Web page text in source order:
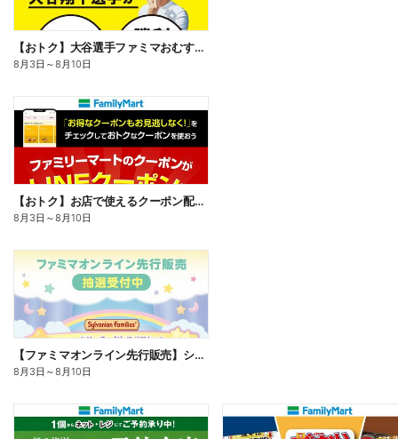
【おトク】大谷選手ファミマおむすび割
8月3日 ～8月10日
【おトク】お店で使えるクーポン配信中
8月3日 ～8月10日
【ファミマオンライン先行販売】シルバニアファミリー
8月3日 ～8月10日